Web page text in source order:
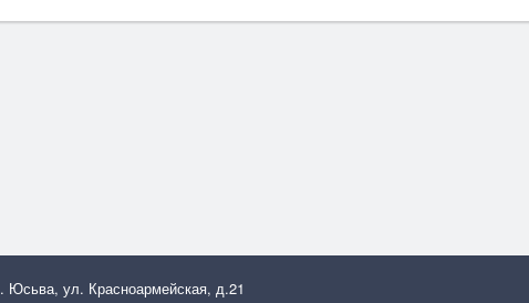
Юсьва, ул. Красноармейская, д.21